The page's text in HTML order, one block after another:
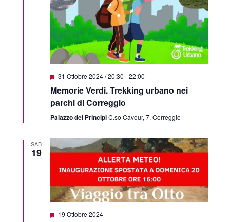
Segnalati
31 Ottobre 2024 / 20:30 -22:00
Memorie Verdi. Trekking urbano nei
parchi di Correggio
Palazzo dei PrincipiC.so Cavour, 7, Correggio
SAB
19
Segnalati
19 Ottobre 2024